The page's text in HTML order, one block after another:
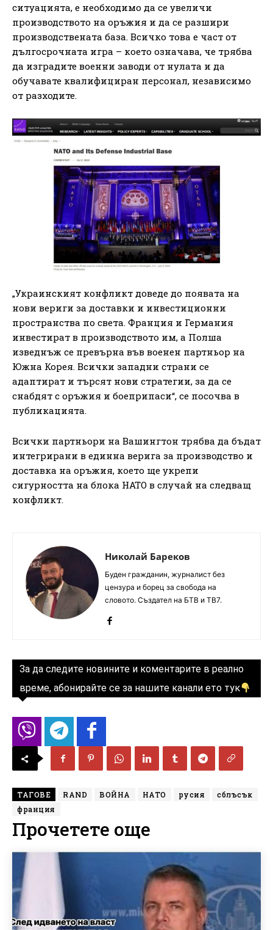
ситуацията, е необходимо да се увеличи
производството на оръжия и да се разшири
производствената база. Всичко това е част от
дългосрочната игра – което означава, че трябва
да изградите военни заводи от нулата и да
обучавате квалифициран персонал, независимо
от разходите.
„Украинският конфликт доведе до появата на
нови вериги за доставки и инвестиционни
пространства по света. Франция и Германия
инвестират в производството им, а Полша
изведнъж се превърна във военен партньор на
Южна Корея. Всички западни страни се
адаптират и търсят нови стратегии, за да се
снабдят с оръжия и боеприпаси“, се посочва в
публикацията.
Всички партньори на Вашингтон трябва да бъдат
интегрирани в единна верига за производство и
доставка на оръжия, което ще укрепи
сигурността на блока НАТО в случай на следващ
конфликт.
Николай Бареков
Буден гражданин, журналист без
цензура и борец за свобода на
словото. Създател на БТВ и ТВ7.
За да следите новините и коментарите в реално
време, абонирайте се за нашите канали ето тук
ТАГОВЕ RAND ВОЙНА НАТО русия
сблъсък
франция
Прочетете още